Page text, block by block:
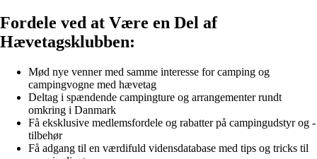
Fordele ved at Være en Del af
Hævetagsklubben:
Mød nye venner med samme interesse for camping og
campingvogne med hævetag
Deltag i spændende campingture og arrangementer rundt
omkring i Danmark
Få eksklusive medlemsfordele og rabatter på campingudstyr og -
tilbehør
Få adgang til en værdifuld vidensdatabase med tips og tricks til